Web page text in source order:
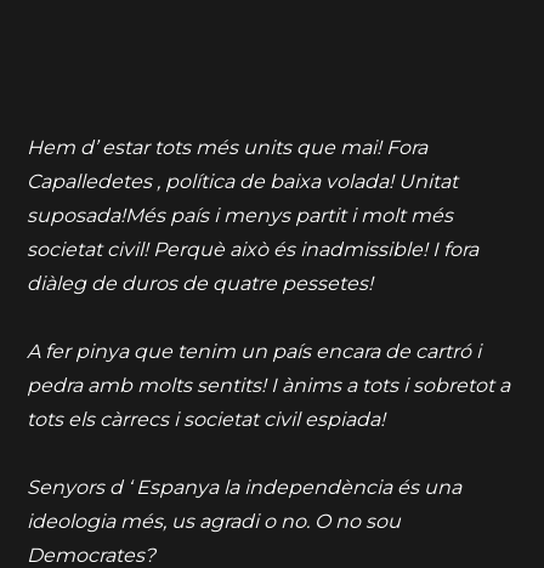
Hem d’ estar tots més units que mai! Fora
Capalledetes , política de baixa volada! Unitat
suposada!Més país i menys partit i molt més
societat civil! Perquè això és inadmissible! I fora
diàleg de duros de quatre pessetes!
A fer pinya que tenim un país encara de cartró i
pedra amb molts sentits! I ànims a tots i sobretot a
tots els càrrecs i societat civil espiada!
Senyors d ‘ Espanya la independència és una
ideologia més, us agradi o no. O no sou
Democrates?